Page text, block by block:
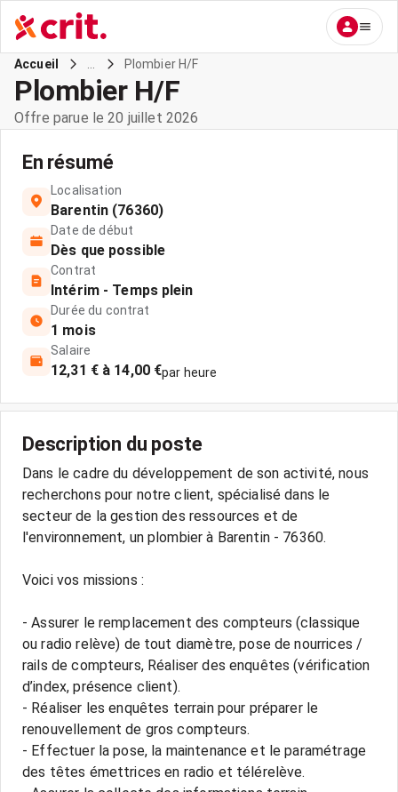
Accueil Plombier H/F
Plombier H/F
Offre parue le 20 juillet 2026
En résumé
Localisation
Barentin (76360)
Date de début
Dès que possible
Contrat
Intérim - Temps plein
Durée du contrat
1 mois
Salaire
12,31 € à 14,00 €par heure
Description du poste
Dans le cadre du développement de son activité, nous
recherchons pour notre client, spécialisé dans le
secteur de la gestion des ressources et de
l'environnement, un plombier à Barentin - 76360.
Voici vos missions :
- Assurer le remplacement des compteurs (classique
ou radio relève) de tout diamètre, pose de nourrices /
rails de compteurs, Réaliser des enquêtes (vérification
d’index, présence client).
- Réaliser les enquêtes terrain pour préparer le
renouvellement de gros compteurs.
- Effectuer la pose, la maintenance et le paramétrage
des têtes émettrices en radio et télérelève.